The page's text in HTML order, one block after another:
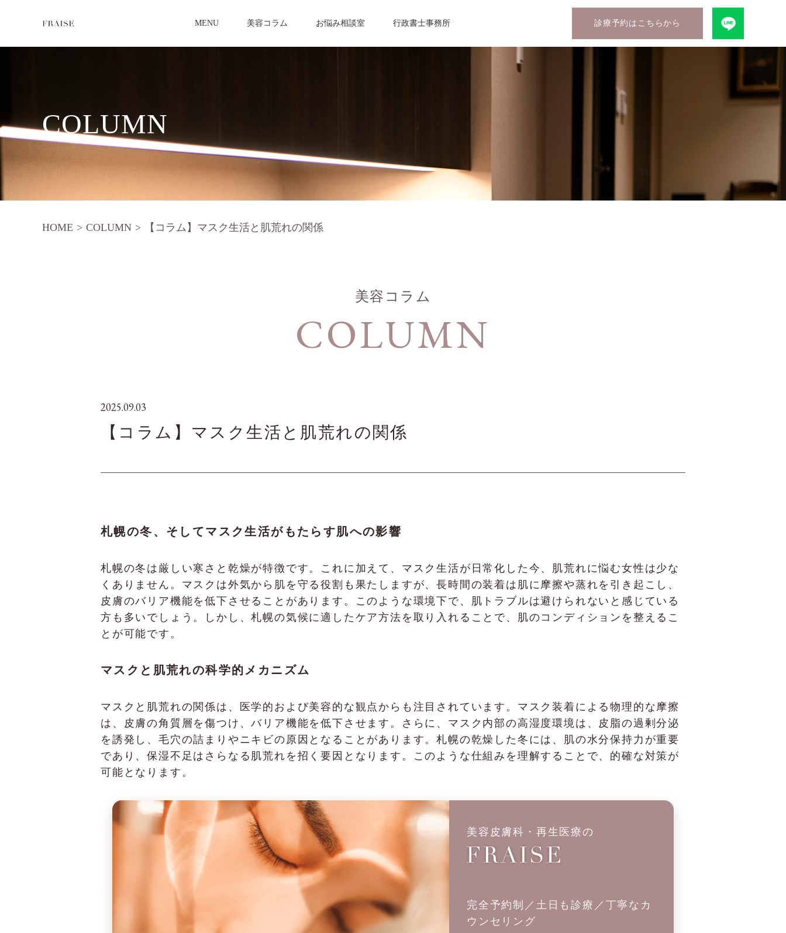
MENU 美容コラム お悩み相談室 行政書士事務所 診療予約はこちらから
COLUMN
HOME > COLUMN > 【コラム】マスク生活と肌荒れの関係
美容コラム
COLUMN
2025.09.03
【コラム】マスク生活と肌荒れの関係
札幌の冬、そしてマスク生活がもたらす肌への影響
札幌の冬は厳しい寒さと乾燥が特徴です。これに加えて、マスク生活が日常化した今、肌荒れに悩む女性は少な
くありません。マスクは外気から肌を守る役割も果たしますが、長時間の装着は肌に摩擦や蒸れを引き起こし、
皮膚のバリア機能を低下させることがあります。このような環境下で、肌トラブルは避けられないと感じている
方も多いでしょう。しかし、札幌の気候に適したケア方法を取り入れることで、肌のコンディションを整えるこ
とが可能です。
マスクと肌荒れの科学的メカニズム
マスクと肌荒れの関係は、医学的および美容的な観点からも注目されています。マスク装着による物理的な摩擦
は、皮膚の角質層を傷つけ、バリア機能を低下させます。さらに、マスク内部の高湿度環境は、皮脂の過剰分泌
を誘発し、毛穴の詰まりやニキビの原因となることがあります。札幌の乾燥した冬には、肌の水分保持力が重要
であり、保湿不足はさらなる肌荒れを招く要因となります。このような仕組みを理解することで、的確な対策が
可能となります。
美容皮膚科・再生医療の
完全予約制／土日も診療／丁寧なカ
ウンセリング